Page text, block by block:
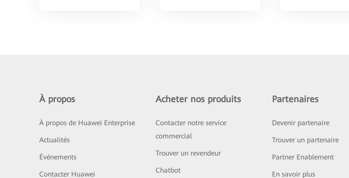
À propos
À propos de Huawei Enterprise
Actualités
Événements
Contacter Huawei
Acheter nos produits
Contacter notre service
commercial
Trouver un revendeur
Chatbot
Partenaires
Devenir partenaire
Trouver un partenaire
Partner Enablement
En savoir plus